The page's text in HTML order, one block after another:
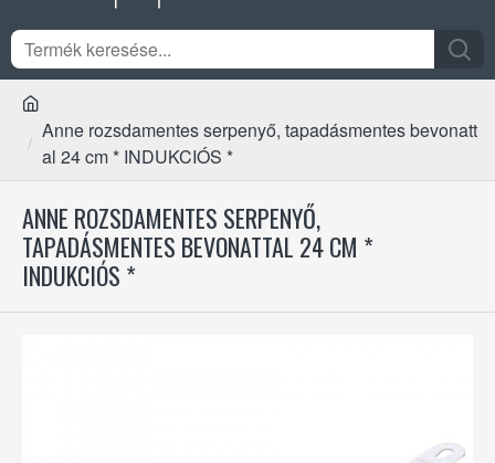
Anne rozsdamentes serpenyő, tapadásmentes bevonatt
al 24 cm * INDUKCIÓS *
ANNE ROZSDAMENTES SERPENYŐ,
TAPADÁSMENTES BEVONATTAL 24 CM *
INDUKCIÓS *